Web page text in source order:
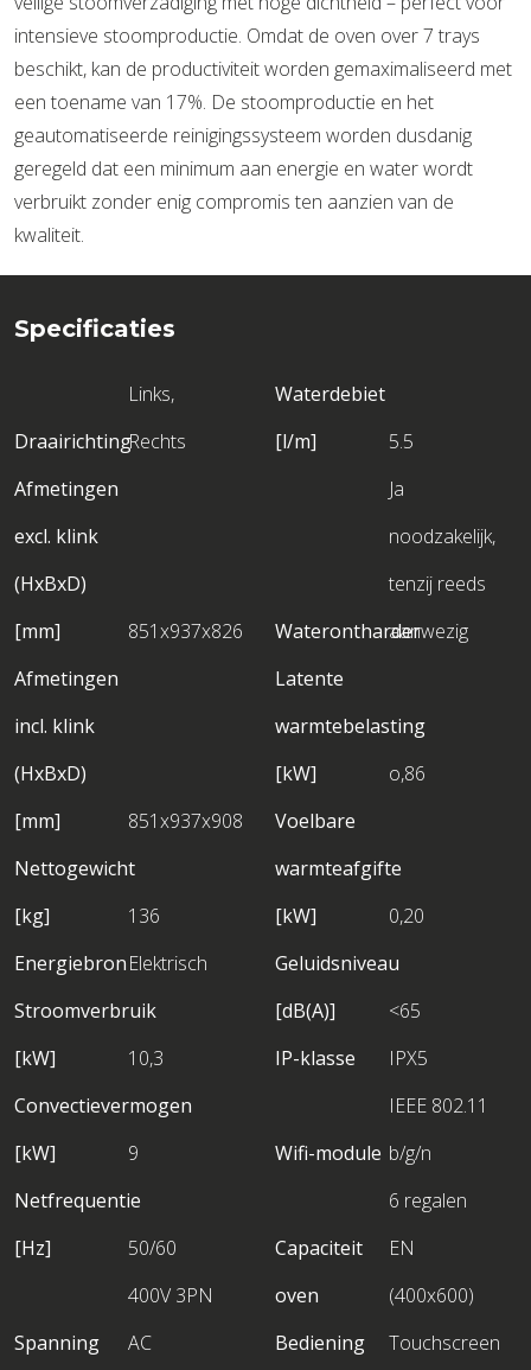
intensieve stoomproductie. Omdat de oven over 7 trays
beschikt, kan de productiviteit worden gemaximaliseerd met
een toename van 17%. De stoomproductie en het
geautomatiseerde reinigingssysteem worden dusdanig
geregeld dat een minimum aan energie en water wordt
verbruikt zonder enig compromis ten aanzien van de
kwaliteit.
Specificaties
Draairichting
Links,
Rechts
Afmetingen
excl. klink
(HxBxD)
[mm]
851x937x826
Afmetingen
incl. klink
(HxBxD)
[mm]
851x937x908
Nettogewicht
[kg]
136
EnergiebronElektrisch
Stroomverbruik
[kW]
10,3
Convectievermogen
[kW]
9
Netfrequentie
[Hz]
50/60
Spanning
400V 3PN
AC
Waterdebiet
[l/m]
5.5
Waterontharder
Ja
noodzakelijk,
tenzij reeds
aanwezig
Latente
warmtebelasting
[kW]
o,86
Voelbare
warmteafgifte
[kW]
0,20
Geluidsniveau
[dB(A)]
<65
IP-klasse
IPX5
Wifi-module
IEEE 802.11
b/g/n
Capaciteit
oven
6 regalen
EN
(400x600)
Bediening
Touchscreen